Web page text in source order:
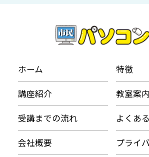
ホーム 特徴
講座紹介 教室案内
受講までの流れ よくあ
会社概要 プライ